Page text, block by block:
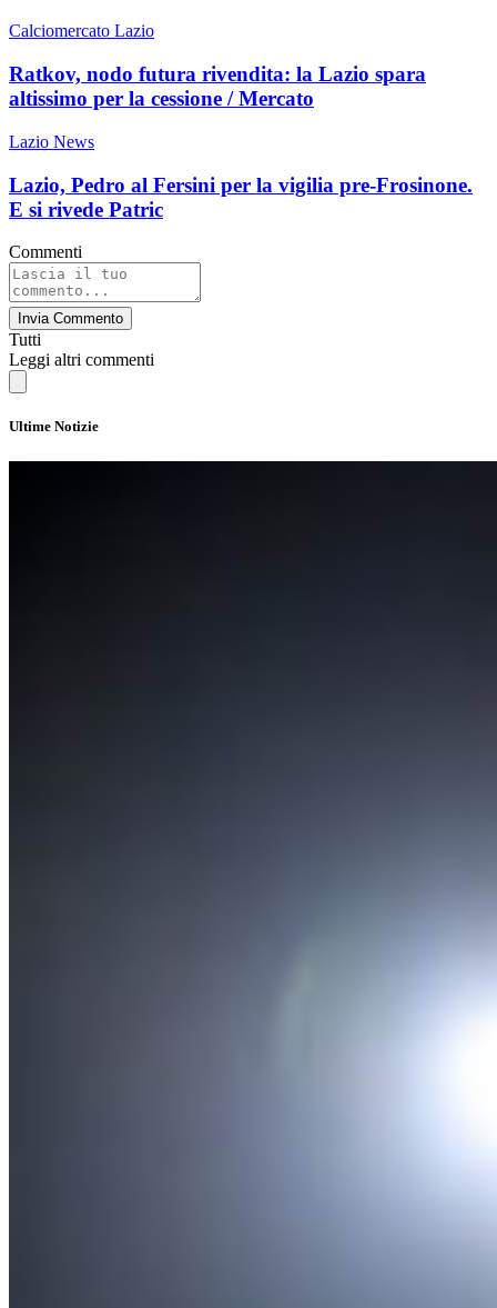
Calciomercato Lazio
Ratkov, nodo futura rivendita: la Lazio spara
altissimo per la cessione / Mercato
Lazio News
Lazio, Pedro al Fersini per la vigilia pre-Frosinone.
E si rivede Patric
Commenti
Invia Commento
Tutti
Leggi altri commenti
Ultime Notizie